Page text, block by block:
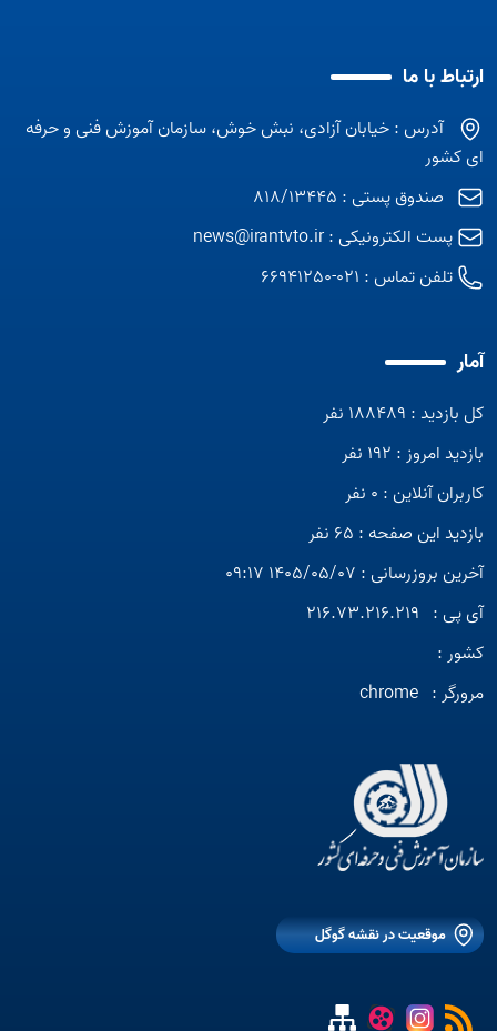
ارتباط با ما
آدرس : خیابان آزادی، نبش خوش، سازمان آموزش فنی و حرفه
ای کشور
صندوق پستی : 818/13445
پست الکترونیکی :news@irantvto.ir
تلفن تماس : 021-66941250
آمار
کل بازدید : 188489 نفر
بازدید امروز : 192 نفر
کاربران آنلاین : 0 نفر
بازدید این صفحه : 65 نفر
آخرین بروزرسانی : 1405/05/07 09:17
آی پی : 216.73.216.219
کشور :
مرورگر : chrome
موقعیت در نقشه گوگل